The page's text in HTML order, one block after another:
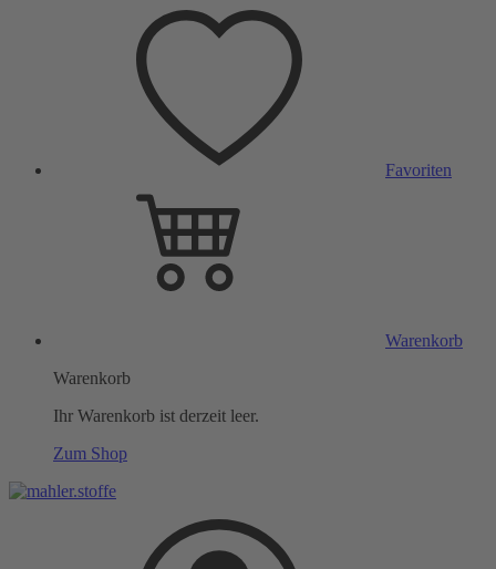
Favoriten
Warenkorb
Warenkorb
Ihr Warenkorb ist derzeit leer.
Zum Shop